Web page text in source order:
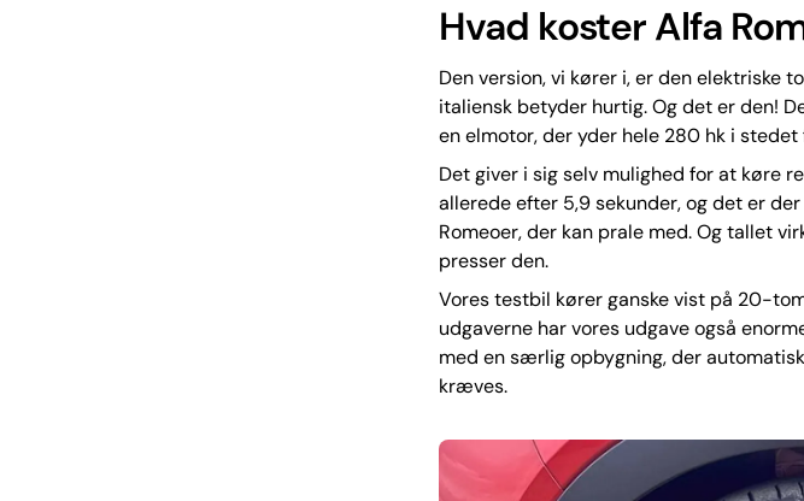
Hvad koster Alfa
Den version, vi kører i, er den elektriske
italiensk betyder hurtig. Og det er den!
en elmotor, der yder hele 280 hk i stedet
Det giver i sig selv mulighed for at køre
allerede efter 5,9 sekunder, og det er
Romeoer, der kan prale med. Og tallet
presser den.
Vores testbil kører ganske vist på 20-
udgaverne har vores udgave også
med en særlig opbygning, der
kræves.